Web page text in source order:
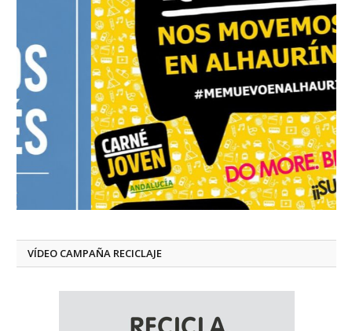
VÍDEO CAMPAÑA RECICLAJE